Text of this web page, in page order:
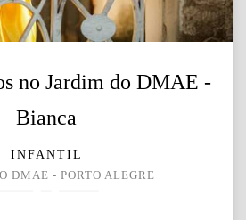
no Jardim do DMAE -
Bianca
INFANTIL
DMAE - PORTO ALEGRE